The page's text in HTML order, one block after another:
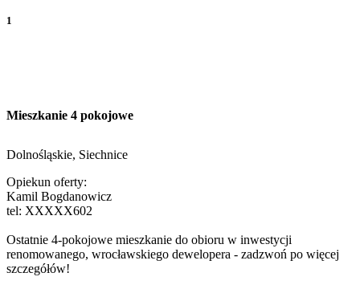
1
Mieszkanie 4 pokojowe
Dolnośląskie, Siechnice
Opiekun oferty:
Kamil Bogdanowicz
tel: XXXXX602
Ostatnie 4-pokojowe mieszkanie do obioru w inwestycji
renomowanego, wrocławskiego dewelopera - zadzwoń po więcej
szczegółów!